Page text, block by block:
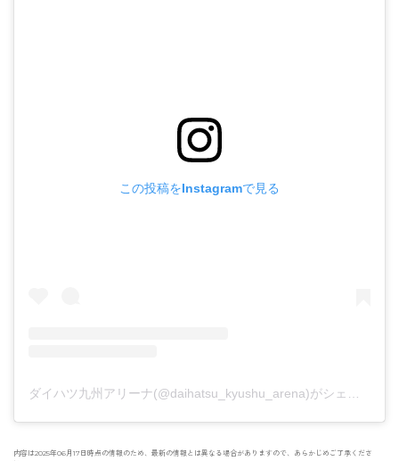
この投稿をInstagramで見る
ダイハツ九州アリーナ(@daihatsu_kyushu_arena)がシェアした投稿
内容は2025年06月17日時点の情報のため、最新の情報とは異なる場合がありますので、あらかじめご了承くださ